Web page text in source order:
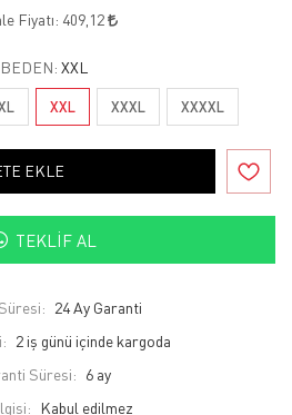
Fiyatı: 409,12
BEDEN: XXL
XXL XXXL XXXXL
EKLE
TEKLIF AL
24 Ay Garanti
2 iş günü içinde kargoda
Süresi: 6 ay